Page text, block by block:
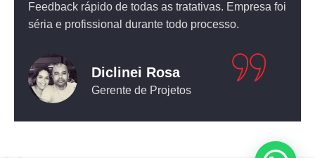
Atendimento nota dez! O equipamento que comprei
não deixou nada a desejar.
Leticia Pediconi
Engenheira Civil